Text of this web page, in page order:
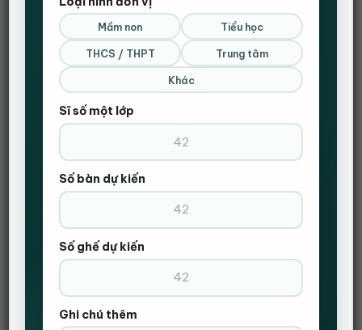
THÊM VÀO GIỎ HÀNG
ĐẶT HÀNG NHANH
Mầm non Tiểu học
THCS / THPT Trung tâm
Khác
Sĩ số một lớp
Số bàn dự kiến
Số ghế dự kiến
Ghi chú thêm